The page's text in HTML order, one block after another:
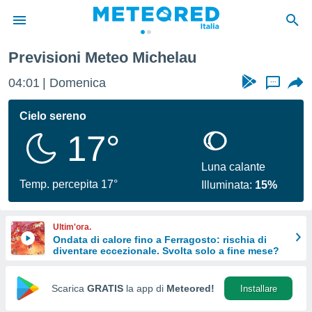
di
per
le
di
Web
Previsioni Meteo Michelau
04:01 Domenica ...
Cielo sereno
17°
Temp. percepita 17°
Luna calante
Illuminata: 15%
Ultim'ora.
Ondata di calore fino a Ferragosto: rischia di
diventare eccezionale. Svolta solo a fine mese?
Scarica GRATIS la app di Meteored! Installare